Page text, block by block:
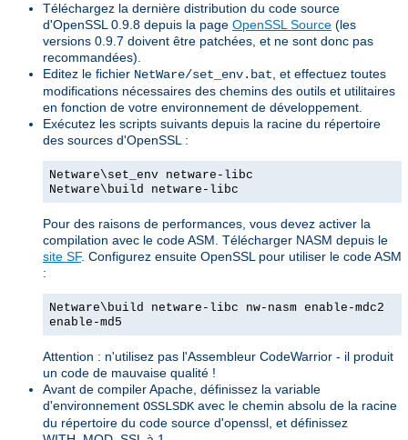
Téléchargez la dernière distribution du code source
d'OpenSSL 0.9.8 depuis la page OpenSSL Source (les
versions 0.9.7 doivent être patchées, et ne sont donc pas
recommandées).
Editez le fichier NetWare/set_env.bat, et effectuez toutes
modifications nécessaires des chemins des outils et utilitaires
en fonction de votre environnement de développement.
Exécutez les scripts suivants depuis la racine du répertoire
des sources d'OpenSSL :
Netware\set_env netware-libc
Netware\build netware-libc
Pour des raisons de performances, vous devez activer la
compilation avec le code ASM. Télécharger NASM depuis le
site SF. Configurez ensuite OpenSSL pour utiliser le code ASM
:
Netware\build netware-libc nw-nasm enable-mdc2
enable-md5
Attention : n'utilisez pas l'Assembleur CodeWarrior - il produit
un code de mauvaise qualité !
Avant de compiler Apache, définissez la variable
d'environnement OSSLSDKavec le chemin absolu de la racine
du répertoire du code source d'openssl, et définissez